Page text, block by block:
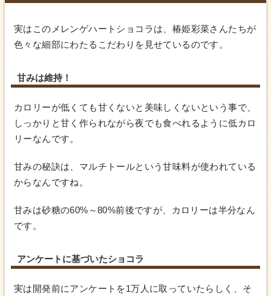
実はこのメレンゲハートショコラは、椿姫彩菜さんたちが
色々な細部にわたるこだわりを見せているのです。
甘みは維持！
カロリーが低くても甘くないと美味しくないという事で、
しっかりと甘く作られながら夜でも食べれるように低カロ
リーなんです。
甘みの秘訣は、マルチトールという甘味料が使われている
からなんですね。
甘みは砂糖の60%～80%前後ですが、カロリーは半分なん
です。
アンケートに基づいたショコラ
実は開発前にアンケートを1万人に取っていたらしく、そ